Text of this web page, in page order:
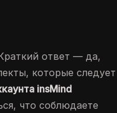
ответ — да,
которые следует
insMind
что соблюдаете